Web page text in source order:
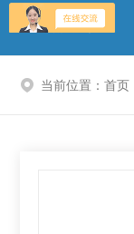
产品展示
当前位置： 首页